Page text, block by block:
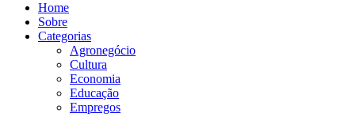
Home
Sobre
Categorias
Agronegócio
Cultura
Economia
Educação
Empregos